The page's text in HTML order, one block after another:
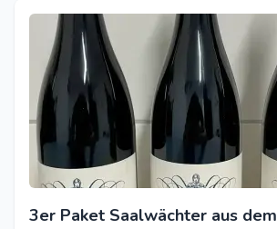
3er Paket Saalwächter aus dem